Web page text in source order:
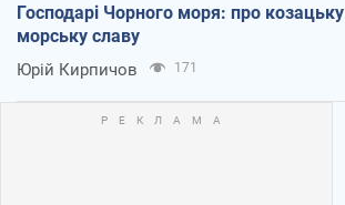
Господарі Чорного моря: про козацьку
морську славу
Юрій Кирпичов 171